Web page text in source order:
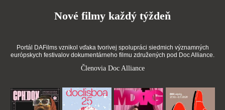
Nové filmy každý týždeň
Portál DAFilms vznikol vďaka tvorivej spolupráci siedmich významných
európskych festivalov dokumentárneho filmu združených pod Doc Alliance.
Členovia Doc Alliance